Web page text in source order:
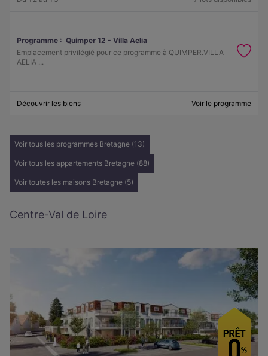
Programme : Quimper 12 - Villa Aelia
Emplacement privilégié pour ce programme à QUIMPER.VILLA
AELIA ...
Découvrir les biens Voir le programme
Voir tous les programmes Bretagne (13)
Voir tous les appartements Bretagne (88)
Voir toutes les maisons Bretagne (5)
Centre-Val de Loire